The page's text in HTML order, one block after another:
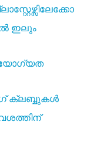
ഇലും
യോഗ്യത
ക്ലബ്ബുകൾ